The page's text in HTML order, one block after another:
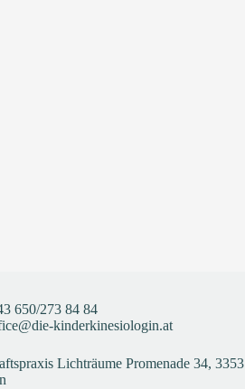
650/273 84 84
kinderkinesiologin.at
Lichträume Promenade 34, 3353